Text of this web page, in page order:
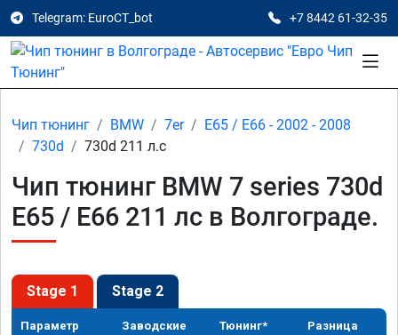
Telegram: EuroCT_bot +7 8442 61-32-35
Чип тюнинг BMW 7er
E65 / E66 - 2002 - 2008
730d
730d 211 л.с
Чип тюнинг BMW 7 series 730d
E65 / E66 211 лс в Волгограде.
Stage 1 Stage 2
Параметр Заводские Тюнинг* Разница